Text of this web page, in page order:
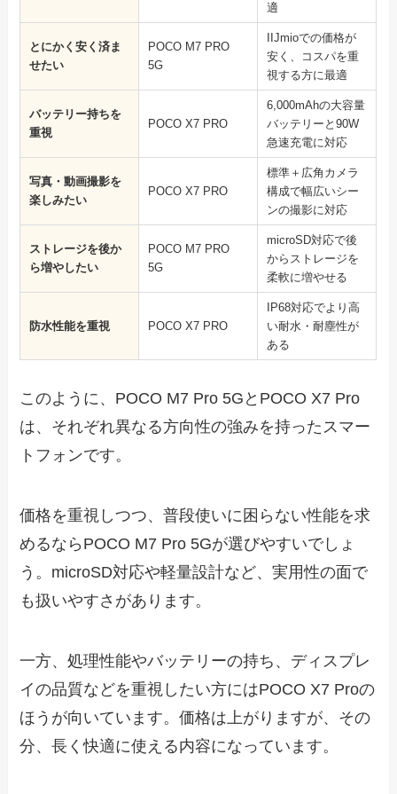
適
とにかく安く済ま
せたい
POCO M7 PRO
5G
IIJmioでの価格が
安く、コスパを重
視する方に最適
バッテリー持ちを
重視
POCO X7 PRO
6,000mAhの大容量
バッテリーと90W
急速充電に対応
写真・動画撮影を
楽しみたい
POCO X7 PRO
標準＋広角カメラ
構成で幅広いシー
ンの撮影に対応
ストレージを後か
ら増やしたい
POCO M7 PRO
5G
microSD対応で後
からストレージを
柔軟に増やせる
防水性能を重視 POCO X7 PRO
IP68対応でより高
い耐水・耐塵性が
ある
このように、POCO M7 Pro 5GとPOCO X7 Pro
は、それぞれ異なる方向性の強みを持ったスマー
トフォンです。
価格を重視しつつ、普段使いに困らない性能を求
めるならPOCO M7 Pro 5Gが選びやすいでしょ
う。microSD対応や軽量設計など、実用性の面で
も扱いやすさがあります。
一方、処理性能やバッテリーの持ち、ディスプレ
イの品質などを重視したい方にはPOCO X7 Proの
ほうが向いています。価格は上がりますが、その
分、長く快適に使える内容になっています。